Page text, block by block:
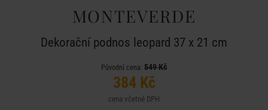
MONTEVERDE
Dekorační podnos leopard 37 x 21 cm
Původní cena: 549 Kč
384 Kč
cena včetně DPH